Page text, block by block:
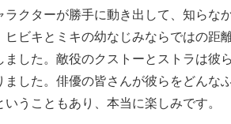
ラクターが勝手に動き出して、知らな
ビキとミキの幼なじみならではの距
した。敵役のクストーとストラは彼
ました。俳優の皆さんが彼らをどんな
うこともあり、本当に楽しみです。